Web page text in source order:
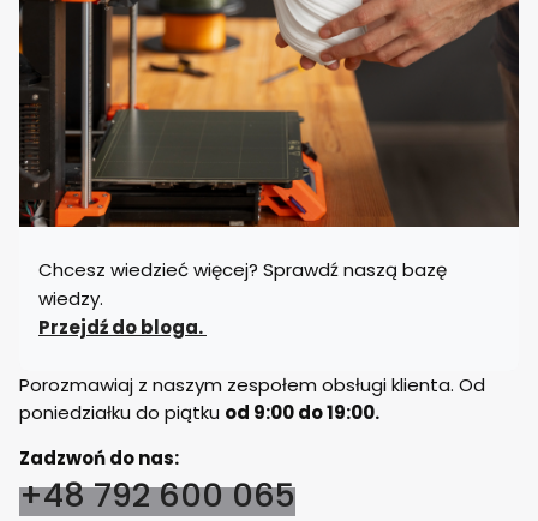
Chcesz wiedzieć więcej? Sprawdź naszą bazę
wiedzy.
Przejdź do bloga.
Porozmawiaj z naszym zespołem obsługi klienta. Od
poniedziałku do piątku od 9:00 do 19:00.
Zadzwoń do nas:
+48 792 600 065